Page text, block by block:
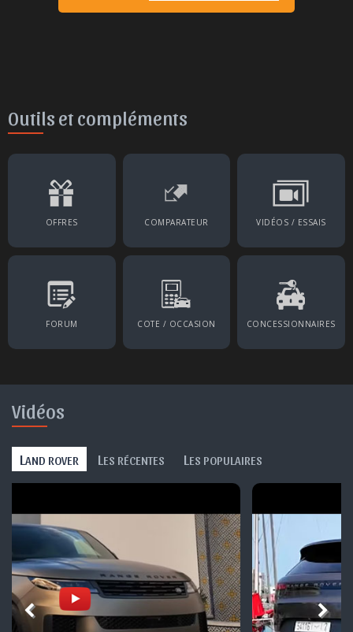
Outils et compléments
OFFRES COMPARATEUR VIDÉOS / ESSAIS
FORUM COTE / OCCASION CONCESSIONNAIRES
Vidéos
LAND ROVER L ES RÉCENTES L ES POPULAIRES